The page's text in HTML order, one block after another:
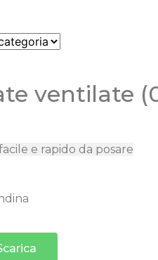
ventilate
e rapido da posare